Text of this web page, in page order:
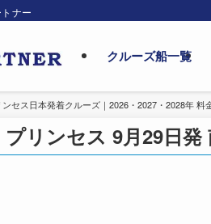
ナー
クルーズ船一覧
セス日本発着クルーズ｜2026・2027・2028年 料
リンセス 9月29日発